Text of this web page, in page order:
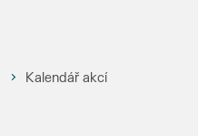
Kalendář akcí